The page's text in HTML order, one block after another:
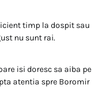
timp la dospit sau
nu sunt rai.
isi doresc sa aiba pe
atentia spre Boromir